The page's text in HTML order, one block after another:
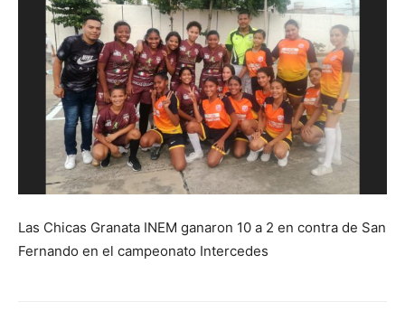
Las Chicas Granata INEM ganaron 10 a 2 en contra de San
Fernando en el campeonato Intercedes